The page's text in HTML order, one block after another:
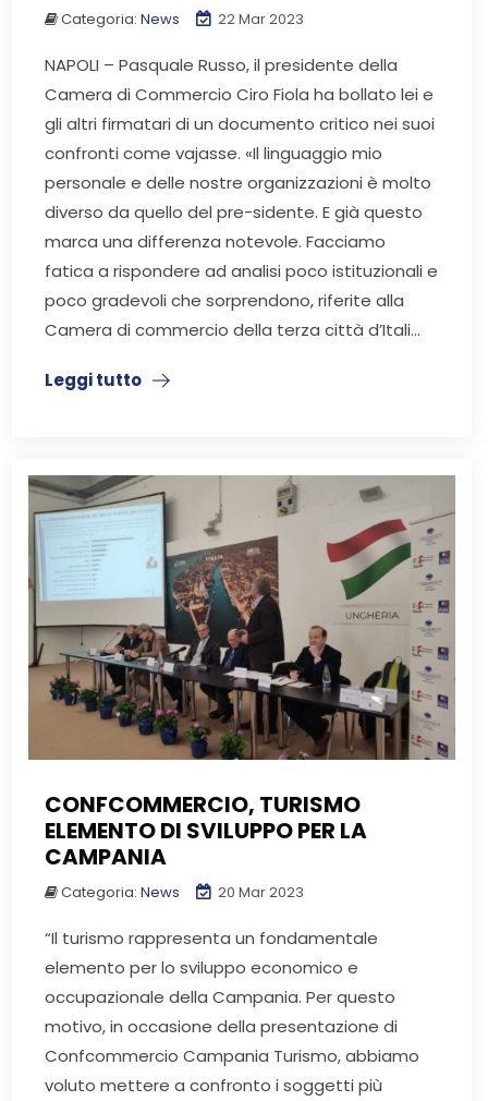
Categoria:News 22 Mar 2023
NAPOLI – Pasquale Russo, il presidente della
Camera di Commercio Ciro Fiola ha bollato lei e
gli altri firmatari di un documento critico nei suoi
confronti come vajasse. «Il linguaggio mio
personale e delle nostre organizzazioni è molto
diverso da quello del pre-sidente. E già questo
marca una differenza notevole. Facciamo
fatica a rispondere ad analisi poco istituzionali e
poco gradevoli che sorprendono, riferite alla
Camera di commercio della terza città d’Itali...
Leggi tutto
CONFCOMMERCIO, TURISMO
ELEMENTO DI SVILUPPO PER LA
CAMPANIA
Categoria:News 20 Mar 2023
“Il turismo rappresenta un fondamentale
elemento per lo sviluppo economico e
occupazionale della Campania. Per questo
motivo, in occasione della presentazione di
Confcommercio Campania Turismo, abbiamo
voluto mettere a confronto i soggetti più